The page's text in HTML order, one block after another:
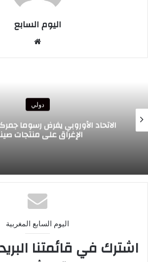
اليوم السابع
الرئيس الغاني
الملك ويعرب عن
اليوم السابع المغربية
اشترك في قائمتنا